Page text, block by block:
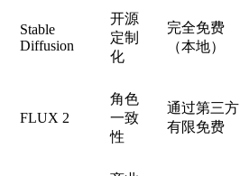
Stable
Diffusion
开源
定制
化
完全免费
（本地）
FLUX 2
角色
一致
性
通过第三方
有限免费